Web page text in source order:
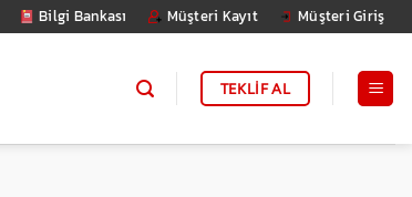
Bilgi Bankası Müşteri Kayıt Müşteri Giriş
TEKLİF AL